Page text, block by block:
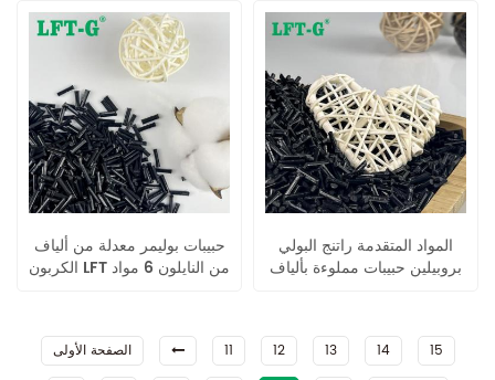
حبيبات بوليمر معدلة من ألياف
الكربون LFT من النايلون 6 مواد
المواد المتقدمة راتنج البولي
بروبيلين حبيبات مملوءة بألياف
الصفحة الأولى 11 12 13 14
15